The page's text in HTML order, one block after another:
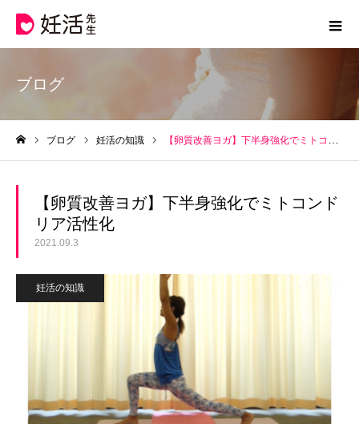
ブログ
ブログ 妊活の知識 【卵質改善ヨガ】下半身強化でミトコンドリア活性化
【卵質改善ヨガ】下半身強化でミトコンド
リア活性化
2021.09.3
妊活の知識